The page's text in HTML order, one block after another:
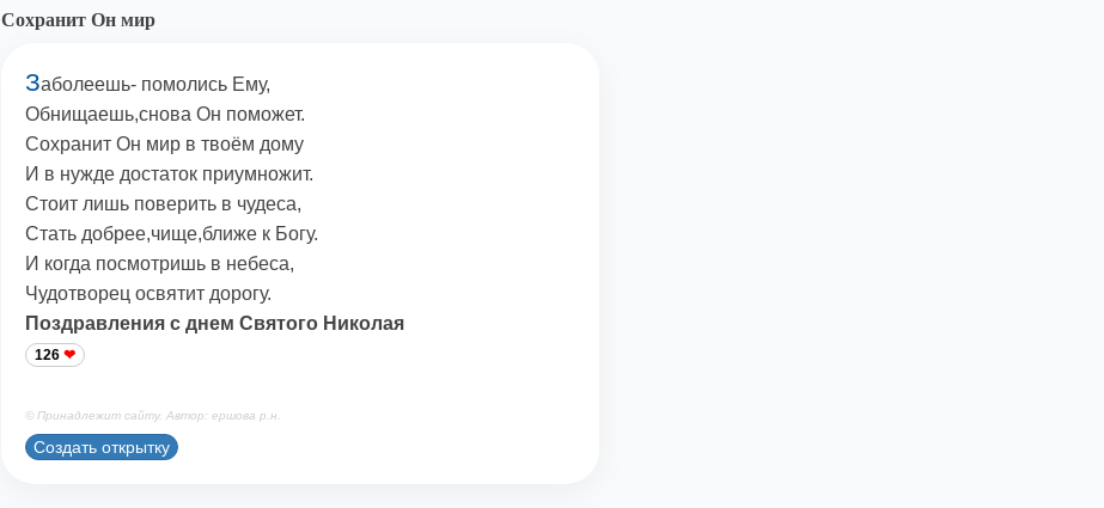
Сохранит Он мир
Заболеешь- помолись Ему,
Обнищаешь,снова Он поможет.
Сохранит Он мир в твоём дому
И в нужде достаток приумножит.
Стоит лишь поверить в чудеса,
Стать добрее,чище,ближе к Богу.
И когда посмотришь в небеса,
Чудотворец освятит дорогу.
Поздравления с днем Святого Николая
126
© Принадлежит сайту. Автор: ершова р.н.
Создать открытку